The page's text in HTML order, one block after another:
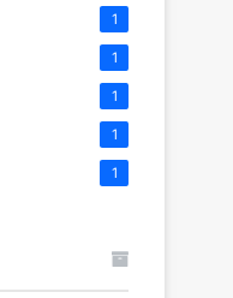
1
1
1
1
1